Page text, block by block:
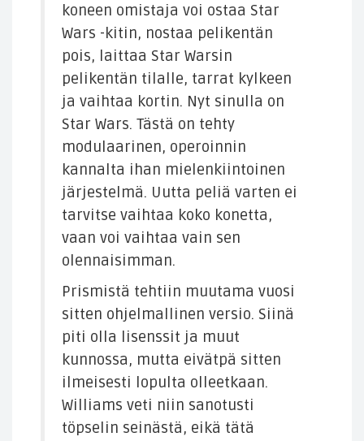
koneen omistaja voi ostaa Star
Wars -kitin, nostaa pelikentän
pois, laittaa Star Warsin
pelikentän tilalle, tarrat kylkeen
ja vaihtaa kortin. Nyt sinulla on
Star Wars. Tästä on tehty
modulaarinen, operoinnin
kannalta ihan mielenkiintoinen
järjestelmä. Uutta peliä varten ei
tarvitse vaihtaa koko konetta,
vaan voi vaihtaa vain sen
olennaisimman.
Prismistä tehtiin muutama vuosi
sitten ohjelmallinen versio. Siinä
piti olla lisenssit ja muut
kunnossa, mutta eivätpä sitten
ilmeisesti lopulta olleetkaan.
Williams veti niin sanotusti
töpselin seinästä, eikä tätä